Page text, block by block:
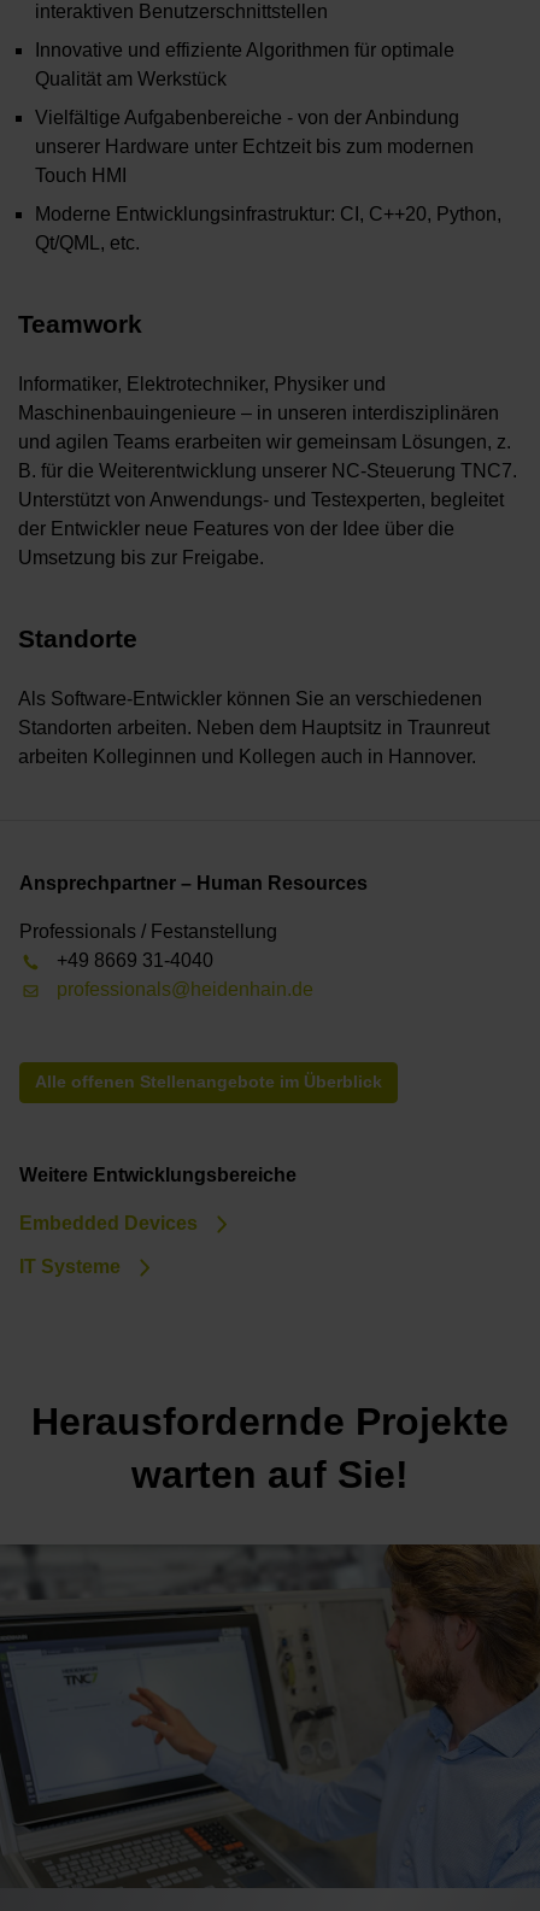
interaktiven Benutzerschnittstellen
Innovative und effiziente Algorithmen für optimale
Qualität am Werkstück
Vielfältige Aufgabenbereiche - von der Anbindung
unserer Hardware unter Echtzeit bis zum modernen
Touch HMI
Moderne Entwicklungsinfrastruktur: CI, C++20, Python,
Qt/QML, etc.
Teamwork
Informatiker, Elektrotechniker, Physiker und
Maschinenbauingenieure – in unseren interdisziplinären
und agilen Teams erarbeiten wir gemeinsam Lösungen, z.
B. für die Weiterentwicklung unserer NC-Steuerung TNC7.
Unterstützt von Anwendungs- und Testexperten, begleitet
der Entwickler neue Features von der Idee über die
Umsetzung bis zur Freigabe.
Standorte
Als Software-Entwickler können Sie an verschiedenen
Standorten arbeiten. Neben dem Hauptsitz in Traunreut
arbeiten Kolleginnen und Kollegen auch in Hannover.
Ansprechpartner – Human Resources
Professionals / Festanstellung
+49 8669 31-4040
professionals@heidenhain.de
Alle offenen Stellenangebote im Überblick
Weitere Entwicklungsbereiche
Embedded Devices
IT Systeme
Herausfordernde Projekte
warten auf Sie!